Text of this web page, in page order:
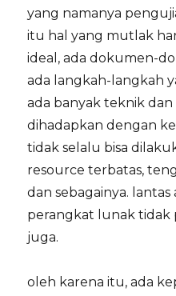
yang namanya
itu hal yang mutlak
ideal, ada dokumen-
ada langkah-langkah
ada banyak teknik
dihadapkan dengan
tidak selalu bisa
resource terbatas,
dan sebagainya.
perangkat lunak tidak
juga.
oleh karena itu, ada